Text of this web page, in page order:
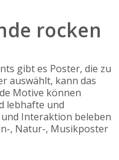
rocken
gibt es Poster, die zu
auswählt, kann das
Motive können
lebhafte und
Interaktion beleben
, Natur-, Musikposter